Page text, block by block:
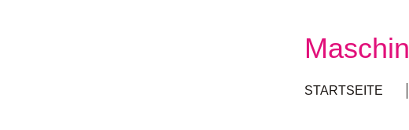
STARTSEITE